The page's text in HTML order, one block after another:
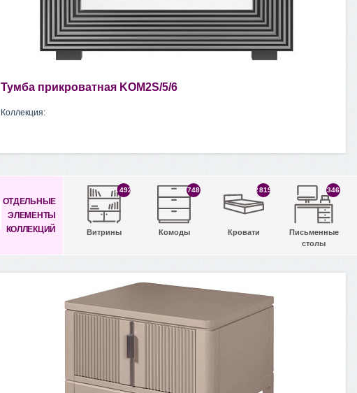
Тумба прикроватная KOM2S/5/6
Коллекция:
ОТДЕЛЬНЫЕ
ЭЛЕМЕНТЫ
КОЛЛЕКЦИЙ
1492
Витрины
748
Комоды
2819
Кровати
346
Письменные
столы